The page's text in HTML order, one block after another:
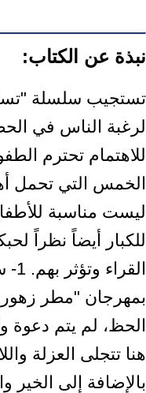
نبذة عن الكتاب:
تستجيب سلسلة
لرغبة الناس في
للاهتمام تحترم
الخمس التي تحمل
ليست مناسبة
للكبار أيضاً نظراً
بمهرجان "مطر
الحظ، لم يتم دعوة
هنا تتجلى العزلة